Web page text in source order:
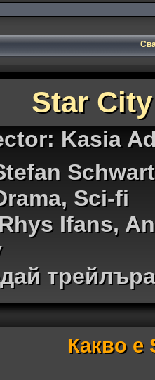
Star
Kasia
Sci-fi
Ifans,
трейлъра
Какво е